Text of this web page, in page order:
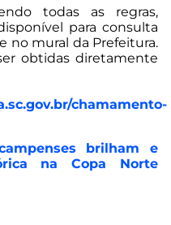
todas as regras,
para consulta
no mural da Prefeitura.
obtidas diretamente
chamamento-
brilham e
na Copa Norte